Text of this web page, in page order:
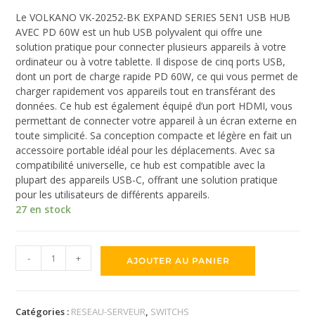
Le VOLKANO VK-20252-BK EXPAND SERIES 5EN1 USB HUB
AVEC PD 60W est un hub USB polyvalent qui offre une
solution pratique pour connecter plusieurs appareils à votre
ordinateur ou à votre tablette. Il dispose de cinq ports USB,
dont un port de charge rapide PD 60W, ce qui vous permet de
charger rapidement vos appareils tout en transférant des
données. Ce hub est également équipé d’un port HDMI, vous
permettant de connecter votre appareil à un écran externe en
toute simplicité. Sa conception compacte et légère en fait un
accessoire portable idéal pour les déplacements. Avec sa
compatibilité universelle, ce hub est compatible avec la
plupart des appareils USB-C, offrant une solution pratique
pour les utilisateurs de différents appareils.
27 en stock
- + AJOUTER AU PANIER
Catégories : RESEAU-SERVEUR, SWITCHS